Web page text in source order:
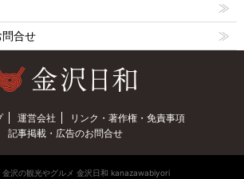
合せ
運営会社
リンク・著作権・免責事項
記事掲載・広告のお問合せ
金沢の観光やグルメ 金沢日和 kanazawabiyori